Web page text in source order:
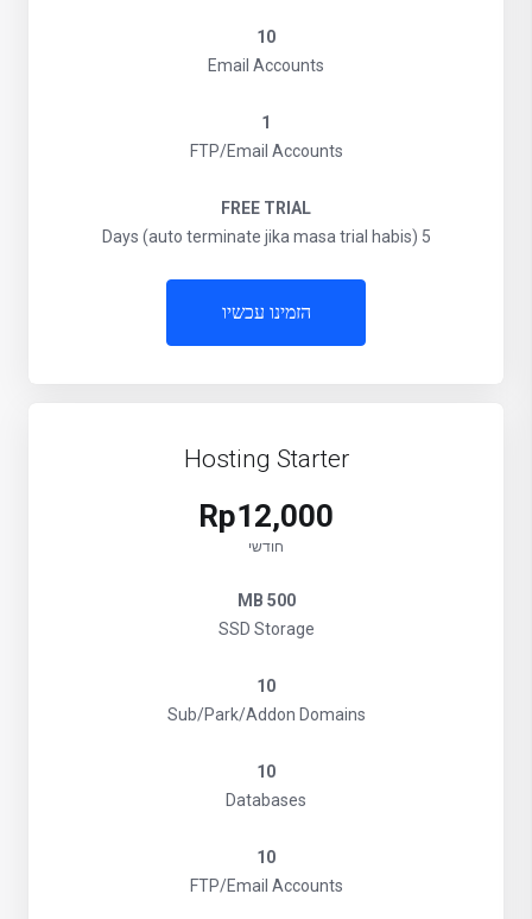
10
Email Accounts
1
FTP/Email Accounts
FREE TRIAL
5 Days (auto terminate jika masa trial habis)
הזמינו עכשיו
Hosting Starter
Rp12,000
חודשי
500 MB
SSD Storage
10
Sub/Park/Addon Domains
10
Databases
10
FTP/Email Accounts